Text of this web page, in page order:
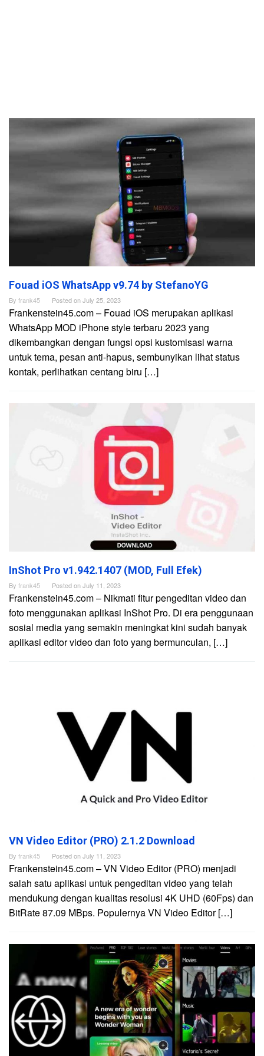
Frankenstein45.Com
Fouad iOS WhatsApp v9.74 by StefanoYG
By frank45 Posted onJuly 25, 2023
Frankenstein45.com – Fouad iOS merupakan aplikasi
WhatsApp MOD iPhone style terbaru 2023 yang
dikembangkan dengan fungsi opsi kustomisasi warna
untuk tema, pesan anti-hapus, sembunyikan lihat status
kontak, perlihatkan centang biru […]
InShot Pro v1.942.1407 (MOD, Full Efek)
By frank45 Posted onJuly 11, 2023
Frankenstein45.com – Nikmati fitur pengeditan video dan
foto menggunakan aplikasi InShot Pro. Di era penggunaan
sosial media yang semakin meningkat kini sudah banyak
aplikasi editor video dan foto yang bermunculan, […]
VN Video Editor (PRO) 2.1.2 Download
By frank45 Posted onJuly 11, 2023
Frankenstein45.com – VN Video Editor (PRO) menjadi
salah satu aplikasi untuk pengeditan video yang telah
mendukung dengan kualitas resolusi 4K UHD (60Fps) dan
BitRate 87.09 MBps. Populernya VN Video Editor […]